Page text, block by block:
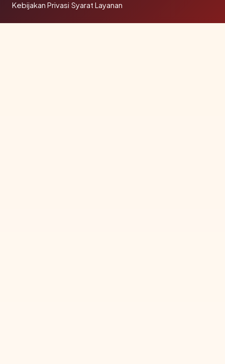
Kebijakan Privasi·Syarat Layanan